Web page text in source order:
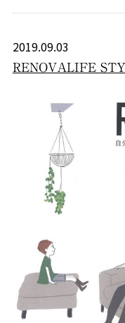
2019.09.03
RENOVALIFE